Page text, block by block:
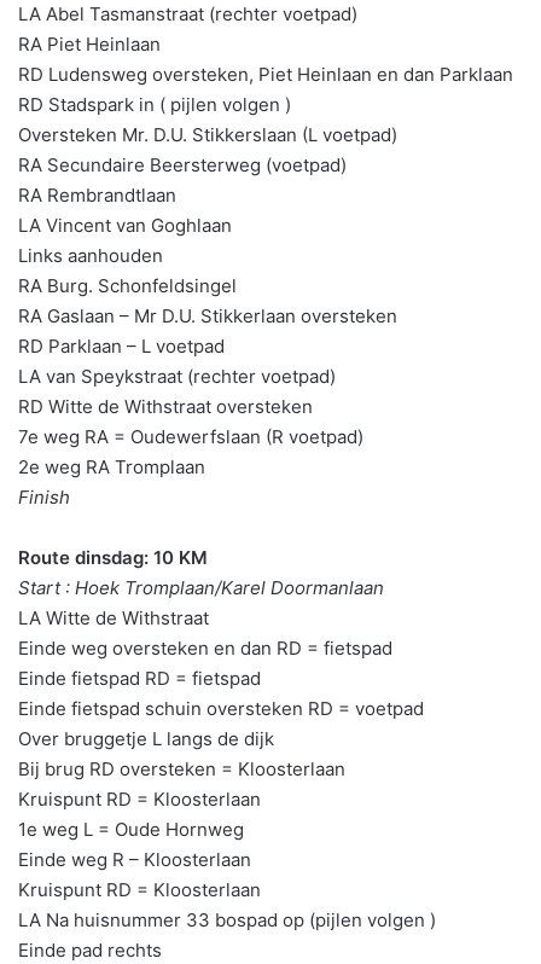
LA Abel Tasmanstraat (rechter voetpad)
RA Piet Heinlaan
RD Ludensweg oversteken, Piet Heinlaan en dan Parklaan
RD Stadspark in ( pijlen volgen )
Oversteken Mr. D.U. Stikkerslaan (L voetpad)
RA Secundaire Beersterweg (voetpad)
RA Rembrandtlaan
LA Vincent van Goghlaan
Links aanhouden
RA Burg. Schonfeldsingel
RA Gaslaan – Mr D.U. Stikkerlaan oversteken
RD Parklaan – L voetpad
LA van Speykstraat (rechter voetpad)
RD Witte de Withstraat oversteken
7e weg RA = Oudewerfslaan (R voetpad)
2e weg RA Tromplaan
Finish
Route dinsdag: 10 KM
Start : Hoek Tromplaan/Karel Doormanlaan
LA Witte de Withstraat
Einde weg oversteken en dan RD = fietspad
Einde fietspad RD = fietspad
Einde fietspad schuin oversteken RD = voetpad
Over bruggetje L langs de dijk
Bij brug RD oversteken = Kloosterlaan
Kruispunt RD = Kloosterlaan
1e weg L = Oude Hornweg
Einde weg R – Kloosterlaan
Kruispunt RD = Kloosterlaan
LA Na huisnummer 33 bospad op (pijlen volgen )
Einde pad rechts